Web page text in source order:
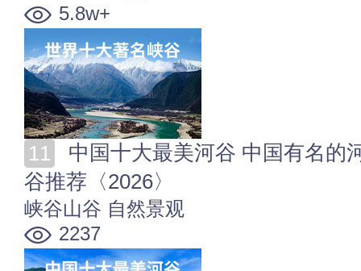
5.8w+
谷推荐〈2026〉
峡谷山谷 自然景观
2237